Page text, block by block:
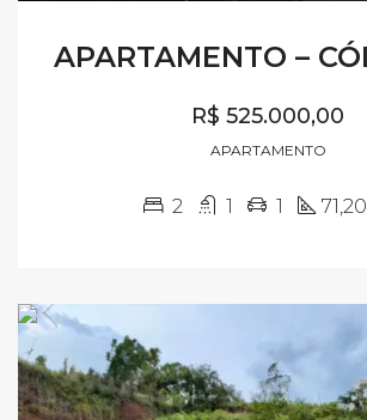
R$ 525.000,00
APARTAMENTO
2 1 1 71,20